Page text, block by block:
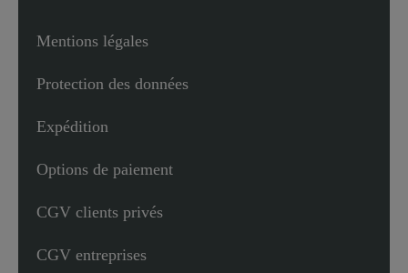
Mentions légales
Protection des données
Expédition
Options de paiement
CGV clients privés
CGV entreprises